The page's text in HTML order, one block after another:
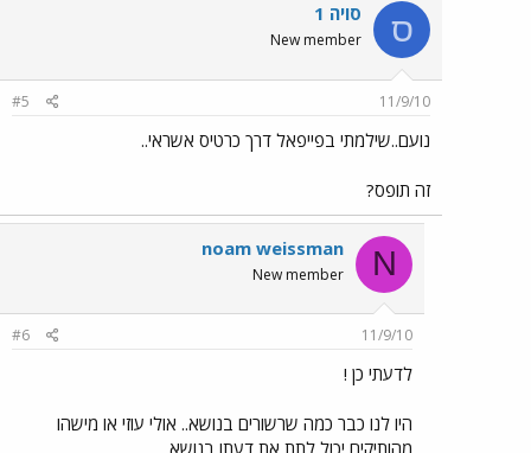
ס סויה 1
New member
11/9/10
#5
נועם..שילמתי בפייפאל דרך כרטיס אשראי..
זה תופס?
N
noam weissman
New member
11/9/10
#6
לדעתי כן !
היו לנו כבר כמה שרשורים בנושא.. אולי עוזי או מישהו
מהותיקים יכול לתת את דעתו בנושא